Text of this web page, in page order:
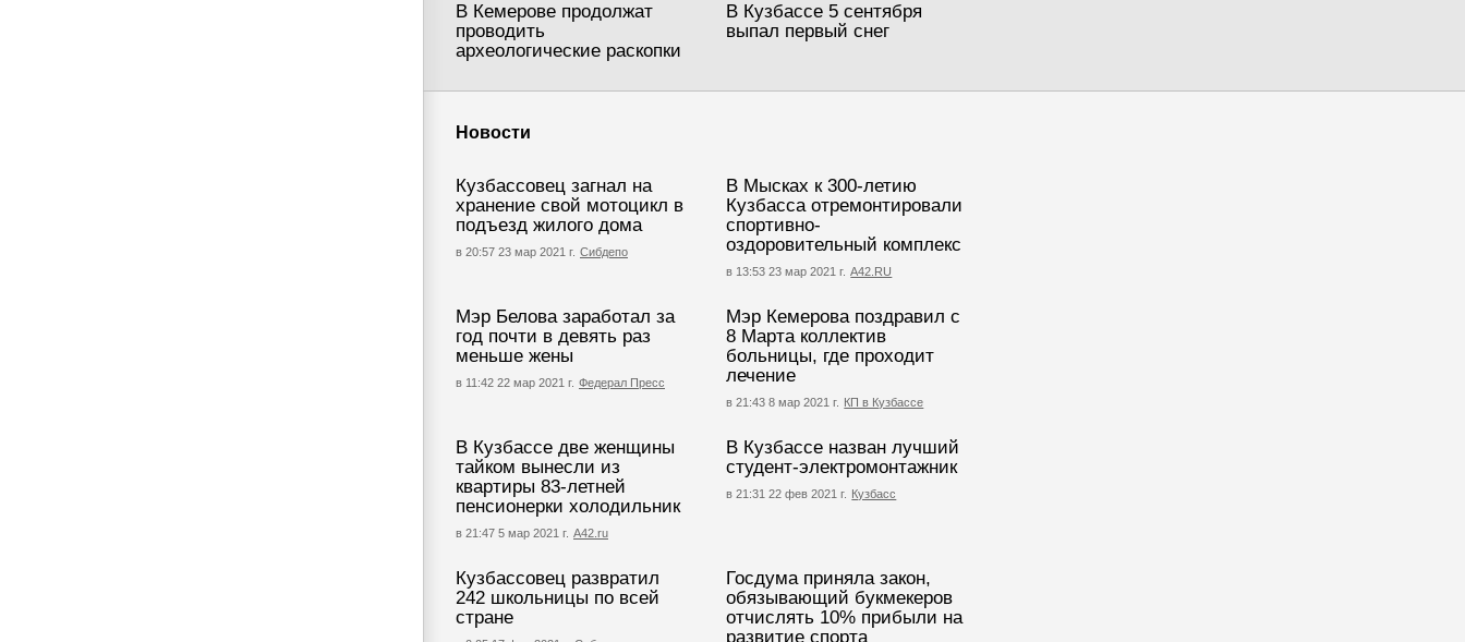
В Кемерове продолжат
проводить
археологические раскопки
В Кузбассе 5 сентября
выпал первый снег
Новости
Кузбассовец загнал на
хранение свой мотоцикл в
подъезд жилого дома
в 20:57 23 мар 2021 г. Сибдепо
В Мысках к 300-летию
Кузбасса отремонтировали
спортивно-
оздоровительный комплекс
в 13:53 23 мар 2021 г. А42.RU
Мэр Белова заработал за
год почти в девять раз
меньше жены
в 11:42 22 мар 2021 г. Федерал Пресс
Мэр Кемерова поздравил с
8 Марта коллектив
больницы, где проходит
лечение
в 21:43 8 мар 2021 г. КП в Кузбассе
В Кузбассе две женщины
тайком вынесли из
квартиры 83-летней
пенсионерки холодильник
в 21:47 5 мар 2021 г. А42.ru
В Кузбассе назван лучший
студент-электромонтажник
в 21:31 22 фев 2021 г. Кузбасс
Кузбассовец развратил
242 школьницы по всей
стране
Госдума приняла закон,
обязывающий букмекеров
отчислять 10% прибыли на
развитие спорта